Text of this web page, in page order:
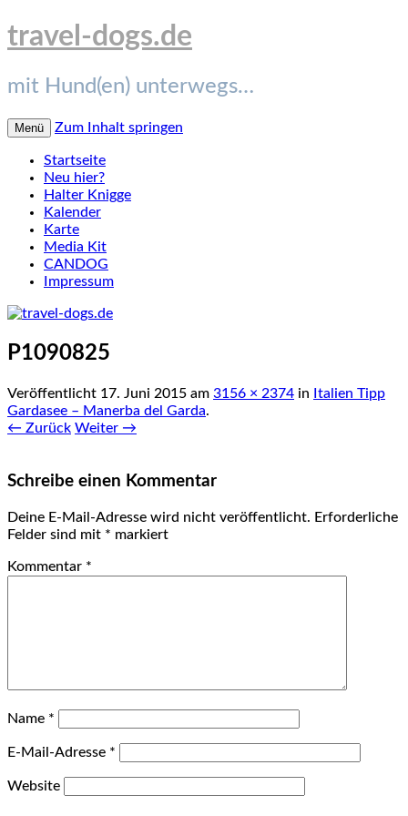
travel-dogs.de
mit Hund(en) unterwegs…
Menü Zum Inhalt springen
Startseite
Neu hier?
Halter Knigge
Kalender
Karte
Media Kit
CANDOG
Impressum
P1090825
Veröffentlicht 17. Juni 2015 am 3156 × 2374 in Italien Tipp
Gardasee – Manerba del Garda.
← Zurück Weiter →
Schreibe einen Kommentar
Deine E-Mail-Adresse wird nicht veröffentlicht. Erforderliche
Felder sind mit * markiert
Kommentar *
Name *
E-Mail-Adresse *
Website